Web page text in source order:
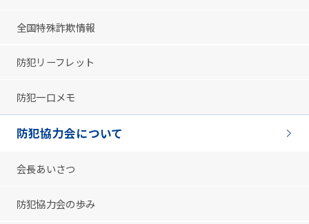
全国特殊詐欺情報
防犯リーフレット
防犯一口メモ
防犯協力会について
会長あいさつ
防犯協力会の歩み